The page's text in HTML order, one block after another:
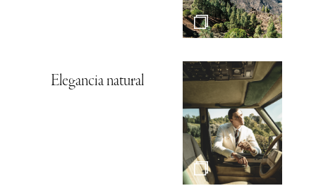
Elegancia natural